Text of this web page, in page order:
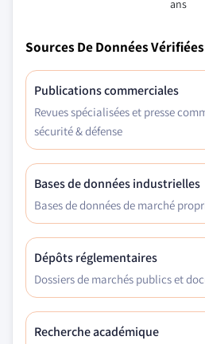
ans
Sources De Données Vérifiées
Publications commerciales
Revues spécialisées et presse
sécurité & défense
Bases de données industrielles
Bases de données de marché
Dépôts réglementaires
Dossiers de marchés publics et
Recherche académique